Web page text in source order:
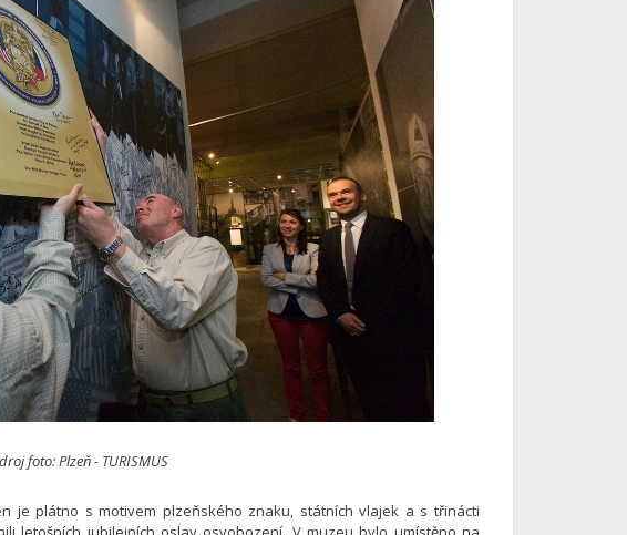
foto: Plzeň - TURISMUS
je plátno s motivem plzeňského znaku, státních vlajek a s třinácti